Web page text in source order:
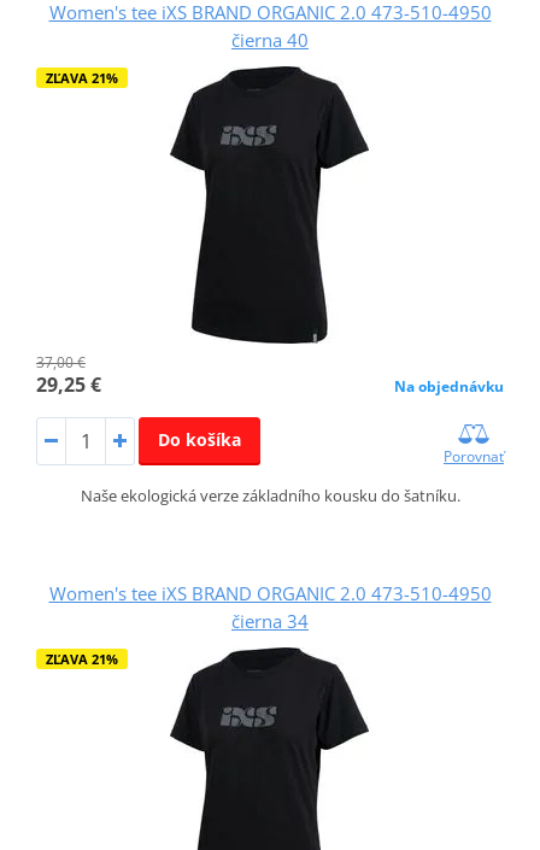
Women's tee iXS BRAND ORGANIC 2.0 473-510-4950
čierna 40
ZĽAVA 21%
37,00 €
29,25 € Na objednávku
Do košíka
Porovnať
Naše ekologická verze základního kousku do šatníku.
Women's tee iXS BRAND ORGANIC 2.0 473-510-4950
čierna 34
ZĽAVA 21%